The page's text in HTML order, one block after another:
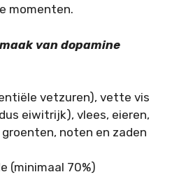
momenten.
van dopamine
vetzuren), vette vis
eiwitrijk), vlees, eieren,
noten en zaden
(minimaal 70%)